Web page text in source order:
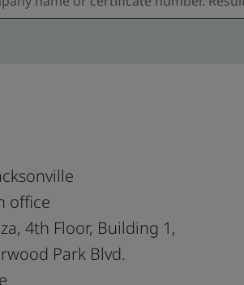
office
4th Floor, Building 1,
Park Blvd.